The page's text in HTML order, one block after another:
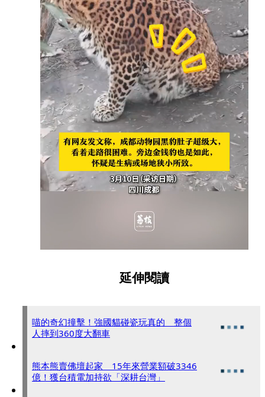
延伸閱讀
喵的奇幻撞擊！強國貓碰瓷玩真的 整個
人摔到360度大翻車
熊本熊賣佛壇起家 15年來營業額破3346
億！獲台積電加持欲「深耕台灣」